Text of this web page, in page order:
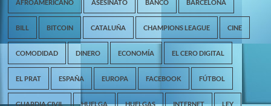
AFROAMERICANO ASESINATO BANCO BARCELONA
BILL BITCOIN CATALUÑA CHAMPIONS LEAGUE CINE
COMODIDAD DINERO ECONOMÍA EL CERO DIGITAL
EL PRAT ESPAÑA EUROPA FACEBOOK FÚTBOL
GUARDIA CIVIL HUELGA HUELGAS INTERNET LEY